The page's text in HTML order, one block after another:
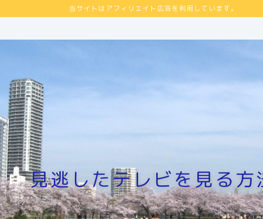
当サイトはアフィリエイト広告を利用しています。
見逃したテレビを見る方